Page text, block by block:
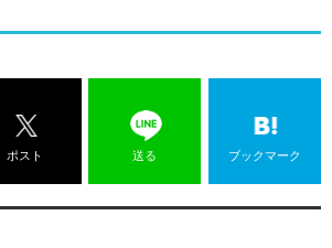
ポスト 送る ブックマーク